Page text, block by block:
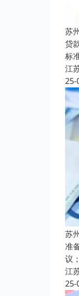
苏
贷
标
江
25-
苏
准
议
江
25-